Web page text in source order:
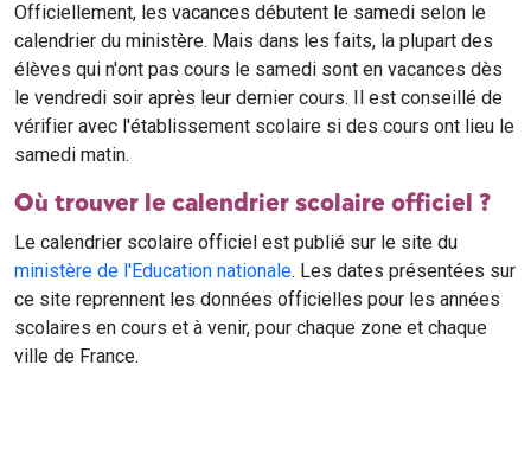
Officiellement, les vacances débutent le samedi selon le
calendrier du ministère. Mais dans les faits, la plupart des
élèves qui n'ont pas cours le samedi sont en vacances dès
le vendredi soir après leur dernier cours. Il est conseillé de
vérifier avec l'établissement scolaire si des cours ont lieu le
samedi matin.
Où trouver le calendrier scolaire officiel ?
Le calendrier scolaire officiel est publié sur le site du
ministère de l'Education nationale. Les dates présentées sur
ce site reprennent les données officielles pour les années
scolaires en cours et à venir, pour chaque zone et chaque
ville de France.